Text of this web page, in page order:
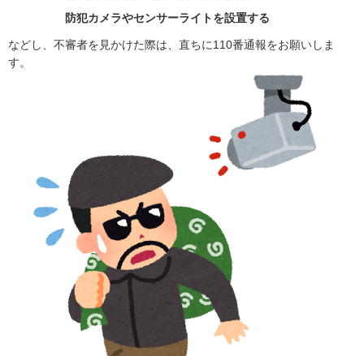
防犯カメラやセンサーライトを設置する
などし、不審者を見かけた際は、直ちに110番通報をお願いしま
す。